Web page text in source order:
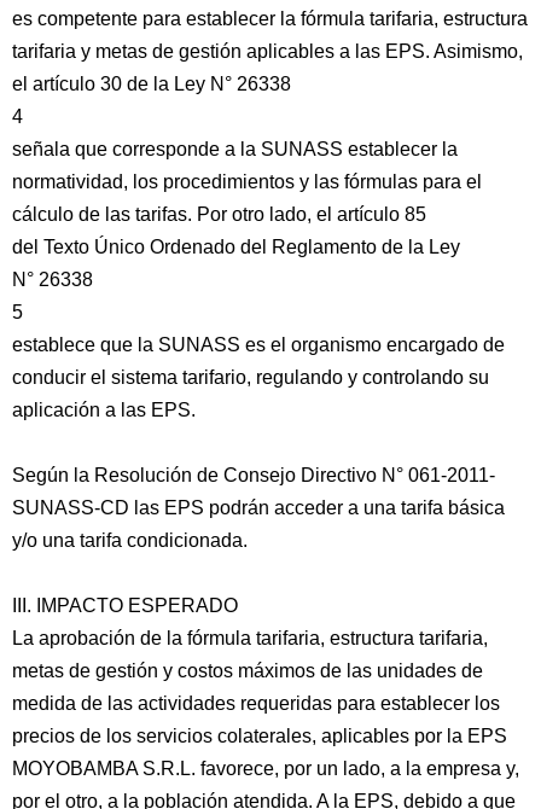
es competente para establecer la fórmula tarifaria, estructura
tarifaria y metas de gestión aplicables a las EPS. Asimismo,
el artículo 30 de la Ley N° 26338
4
señala que corresponde a la SUNASS establecer la
normatividad, los procedimientos y las fórmulas para el
cálculo de las tarifas. Por otro lado, el artículo 85
del Texto Único Ordenado del Reglamento de la Ley
N° 26338
5
establece que la SUNASS es el organismo encargado de
conducir el sistema tarifario, regulando y controlando su
aplicación a las EPS.
Según la Resolución de Consejo Directivo N° 061-2011-
SUNASS-CD las EPS podrán acceder a una tarifa básica
y/o una tarifa condicionada.
III. IMPACTO ESPERADO
La aprobación de la fórmula tarifaria, estructura tarifaria,
metas de gestión y costos máximos de las unidades de
medida de las actividades requeridas para establecer los
precios de los servicios colaterales, aplicables por la EPS
MOYOBAMBA S.R.L. favorece, por un lado, a la empresa y,
por el otro, a la población atendida. A la EPS, debido a que